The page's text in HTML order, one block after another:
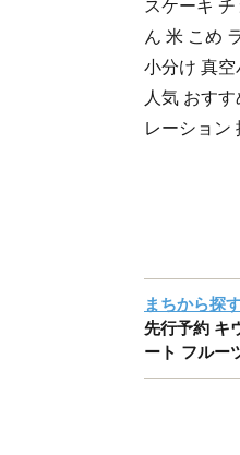
スケーキ
ん 米 こめ
小分け 真
人気 おす
レーション
まちから探
先行予約 キ
ート フルー